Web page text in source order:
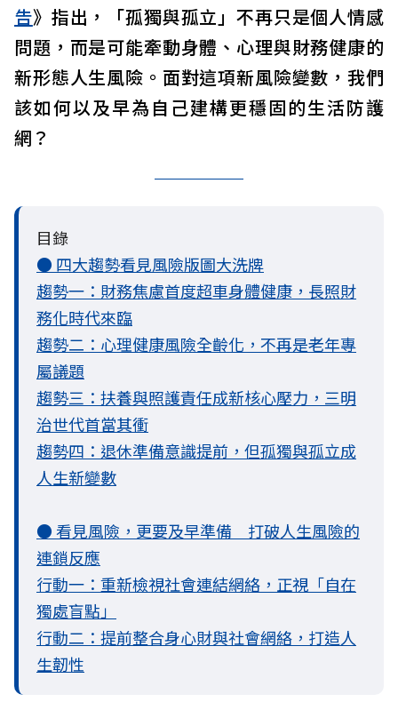
告》指出，「孤獨與孤立」不再只是個人情感
問題，而是可能牽動身體、心理與財務健康的
新形態人生風險。面對這項新風險變數，我們
該如何以及早為自己建構更穩固的生活防護
網？
目錄
● 四大趨勢看見風險版圖大洗牌
趨勢一：財務焦慮首度超車身體健康，長照財
務化時代來臨
趨勢二：心理健康風險全齡化，不再是老年專
屬議題
趨勢三：扶養與照護責任成新核心壓力，三明
治世代首當其衝
趨勢四：退休準備意識提前，但孤獨與孤立成
人生新變數
● 看見風險，更要及早準備 打破人生風險的
連鎖反應
行動一：重新檢視社會連結網絡，正視「自在
獨處盲點」
行動二：提前整合身心財與社會網絡，打造人
生韌性